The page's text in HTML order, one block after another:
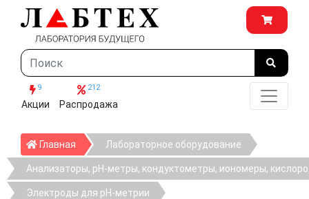
9
Акции
212
Распродажа
Главная ГлавнаяЛабораторное оборудование
Анализаторы, рН-метры, кондуктометры, иономеры,
Электроды для pH-метрии